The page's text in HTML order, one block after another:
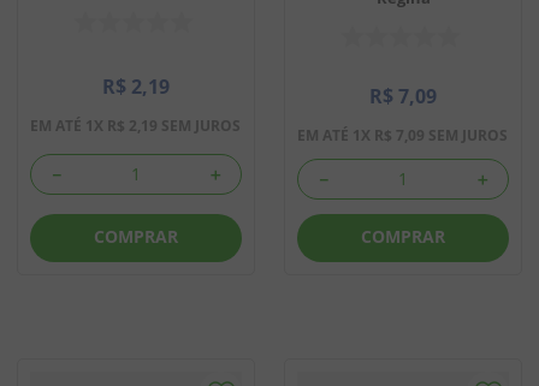
R$ 2,19
EM ATÉ 1X R$ 2,19 SEM JUROS
＋
－
COMPRAR
R$ 7,09
EM ATÉ 1X R$ 7,09 SEM JUROS
＋
－
COMPRAR